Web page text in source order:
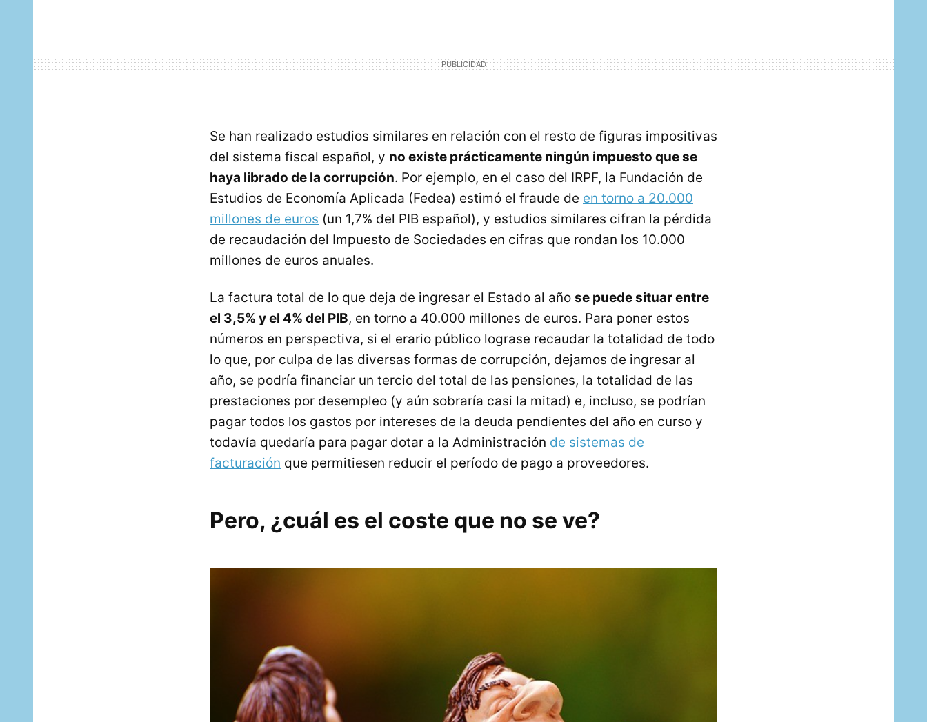
Se han realizado estudios similares en relación con el resto de figuras impositivas
del sistema fiscal español, y no existe prácticamente ningún impuesto que se
haya librado de la corrupción. Por ejemplo, en el caso del IRPF, la Fundación de
Estudios de Economía Aplicada (Fedea) estimó el fraude de en torno a 20.000
millones de euros (un 1,7% del PIB español), y estudios similares cifran la pérdida
de recaudación del Impuesto de Sociedades en cifras que rondan los 10.000
millones de euros anuales.
La factura total de lo que deja de ingresar el Estado al año se puede situar entre
el 3,5% y el 4% del PIB, en torno a 40.000 millones de euros. Para poner estos
números en perspectiva, si el erario público lograse recaudar la totalidad de todo
lo que, por culpa de las diversas formas de corrupción, dejamos de ingresar al
año, se podría financiar un tercio del total de las pensiones, la totalidad de las
prestaciones por desempleo (y aún sobraría casi la mitad) e, incluso, se podrían
pagar todos los gastos por intereses de la deuda pendientes del año en curso y
todavía quedaría para pagar dotar a la Administración de sistemas de
facturación que permitiesen reducir el período de pago a proveedores.
Pero, ¿cuál es el coste que no se ve?